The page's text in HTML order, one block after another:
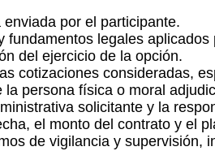
enviada por el participante.
fundamentos legales
del ejercicio de la opción.
cotizaciones consideradas,
la persona física o moral
solicitante y la
el monto del contrato y el
de vigilancia y supervisión,